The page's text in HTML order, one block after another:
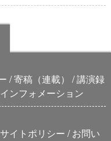
寄稿（連載）
講演録
インフォメーション
サイトポリシー
お問い